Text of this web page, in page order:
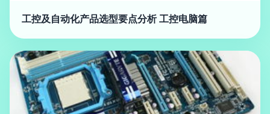
工控及自动化产品选型要点分析 工控电脑篇